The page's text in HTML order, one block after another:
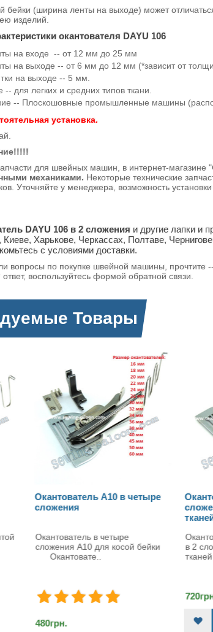
бейки (ширина ленты на выходе) может
изделий.
окантователя DAYU 106
на входе -- от 12 мм до 25 мм
на выходе -- от 6 мм до 12 мм (*зависит от
на выходе -- 5 мм.
для легких и средних типов ткани.
-- Плоскошовные промышленные машины
установка.
для швейных машин, в интернет-магазине
механиками. Некоторые технические
Уточняйте у менеджера, возможность
DAYU 106 в 2 сложения и другие лапки и
Харькове, Черкассах, Полтаве,
с условиями доставки.
вопросы по покупке швейной машины, прочтите
воспользуйтесь формой обратной связи.
Товары
в четыре
косой бейки
Окантователь DY-132 в 2
сложения для тяжелых
Окантователь DAYU-132 лентой
в 2 сложения для тяжелых
тканей ..
720грн.